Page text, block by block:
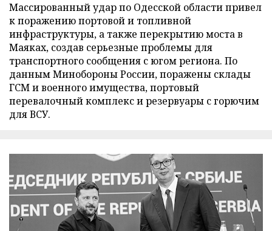
Массированный удар по Одесской области привел
к поражению портовой и топливной
инфраструктуры, а также перекрытию моста в
Маяках, создав серьезные проблемы для
транспортного сообщения с югом региона. По
данным Минобороны России, поражены склады
ГСМ и военного имущества, портовый
перевалочный комплекс и резервуары с горючим
для ВСУ.